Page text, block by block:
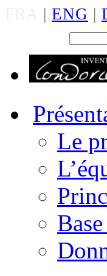
| ENG |
Le